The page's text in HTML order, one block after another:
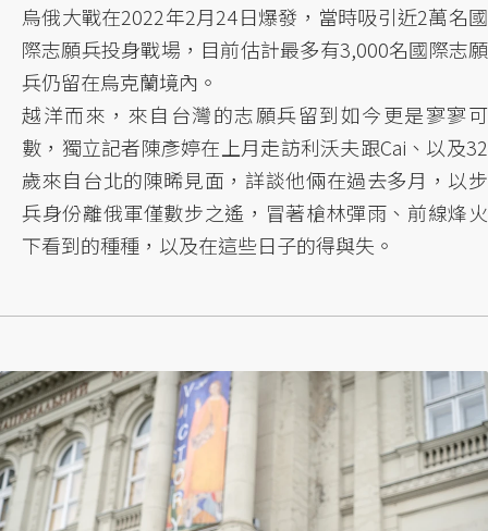
烏俄大戰在2022年2月24日爆發，當時吸引近2萬名國
際志願兵投身戰場，目前估計最多有3,000名國際志願
兵仍留在烏克蘭境內。
越洋而來，來自台灣的志願兵留到如今更是寥寥可
數，獨立記者陳彥婷在上月走訪利沃夫跟Cai、以及32
歲來自台北的陳晞見面，詳談他倆在過去多月，以步
兵身份離俄軍僅數步之遙，冒著槍林彈雨、前線烽火
下看到的種種，以及在這些日子的得與失。